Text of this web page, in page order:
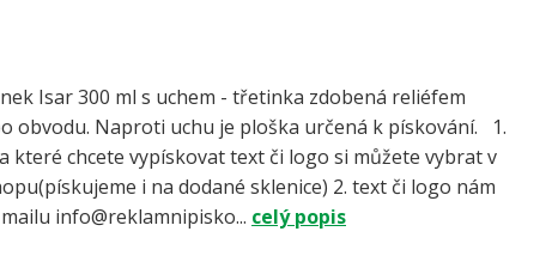
Isar 300 ml s uchem - třetinka zdobená reliéfem
obvodu. Naproti uchu je ploška určená k pískování. 1.
které chcete vypískovat text či logo si můžete vybrat v
i na dodané sklenice) 2. text či logo nám
info@reklamnipisko... celý popis